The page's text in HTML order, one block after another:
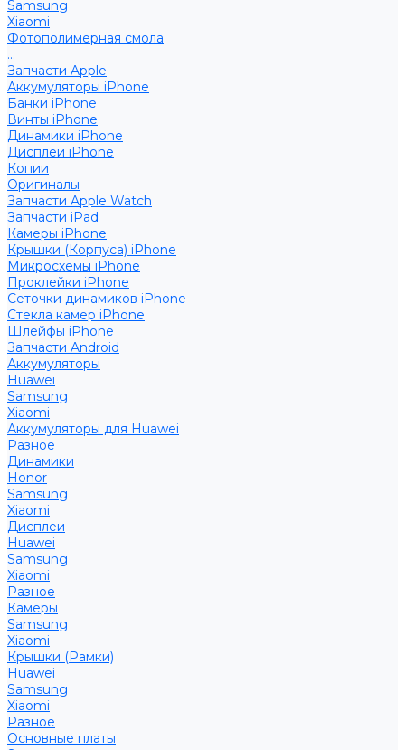
Samsung
Xiaomi
Фотополимерная смола
...
Запчасти Apple
Аккумуляторы iPhone
Банки iPhone
Винты iPhone
Динамики iPhone
Дисплеи iPhone
Копии
Оригиналы
Запчасти Apple Watch
Запчасти iPad
Камеры iPhone
Крышки (Корпуса) iPhone
Микросхемы iPhone
Проклейки iPhone
Сеточки динамиков iPhone
Стекла камер iPhone
Шлейфы iPhone
Запчасти Android
Аккумуляторы
Huawei
Samsung
Xiaomi
Аккумуляторы для Huawei
Разное
Динамики
Honor
Samsung
Xiaomi
Дисплеи
Huawei
Samsung
Xiaomi
Разное
Камеры
Samsung
Xiaomi
Крышки (Рамки)
Huawei
Samsung
Xiaomi
Разное
Основные платы